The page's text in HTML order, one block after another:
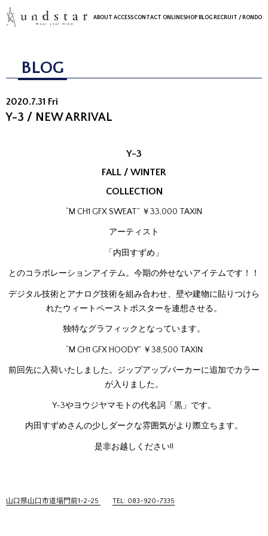
ABOUT ACCESSCONTACT ONLINESHOP BLOG RECRUIT / RONDO
BLOG
2020.7.31 Fri
Y-3 / NEW ARRIVAL
Y-3
FALL / WINTER
COLLECTION
“M CH1 GFX SWEAT” ￥33,000 TAXIN
アーティスト
「内田すずめ」
とのコラボレーションアイテム。今期の外せないアイテムです！！
デジタル技術とアナログ技術を組み合わせ、壁や建物に貼りつけら
れたウィートペーストポスターを連想させる。
独特なグラフィックとなっています。
“M CH1 GFX HOODY” ￥38,500 TAXIN
前回先に入荷いたしました。ジップアップパーカーに追加でカラー
が入りました。
Y-3やヨウジヤマモトの代名詞「黒」です。
内田すずめさんの少しダークな雰囲気がより際立ちます。
是非お越しください!!
山口県山口市道場門前1-2-25 TEL: 083-920-7335